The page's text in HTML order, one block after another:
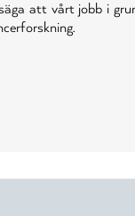
att vårt jobb i